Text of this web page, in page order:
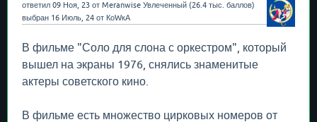
ответил 09 Ноя, 23 от Meranwise Увлеченный (26.4 тыс. баллов)
выбран 16 Июль, 24 от КоWкА
В фильме "Соло для слона с оркестром", который
вышел на экраны 1976, снялись знаменитые
актеры советского кино.
В фильме есть множество цирковых номеров от